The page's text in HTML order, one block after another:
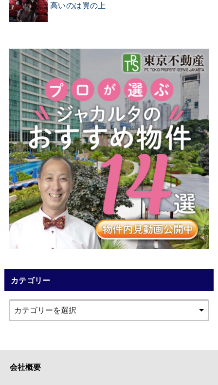
高いのは翼の上
カテゴリー
会社概要